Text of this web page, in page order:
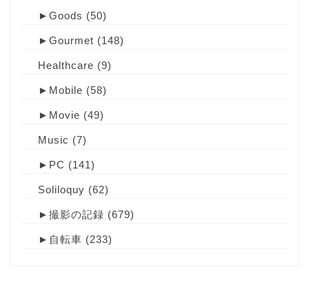
► Goods (50)
► Gourmet (148)
Healthcare (9)
► Mobile (58)
► Movie (49)
Music (7)
► PC (141)
Soliloquy (62)
► 撮影の記録 (679)
► 自転車 (233)